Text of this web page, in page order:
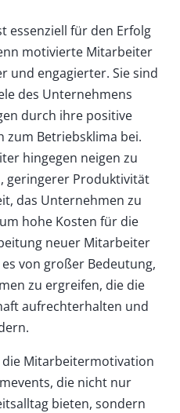
essenziell für den Erfolg
motivierte Mitarbeiter
und engagierter. Sie sind
des Unternehmens
durch ihre positive
zum Betriebsklima bei.
hingegen neigen zu
geringerer Produktivität
das Unternehmen zu
hohe Kosten für die
neuer Mitarbeiter
von großer Bedeutung,
zu ergreifen, die die
aufrechterhalten und
Mitarbeitermotivation
die nicht nur
bieten, sondern